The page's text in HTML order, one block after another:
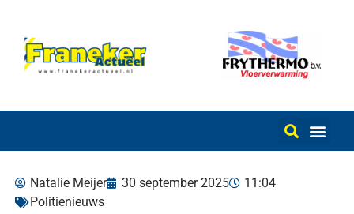
Natalie Meijer 30 september 2025
11:04
Politienieuws